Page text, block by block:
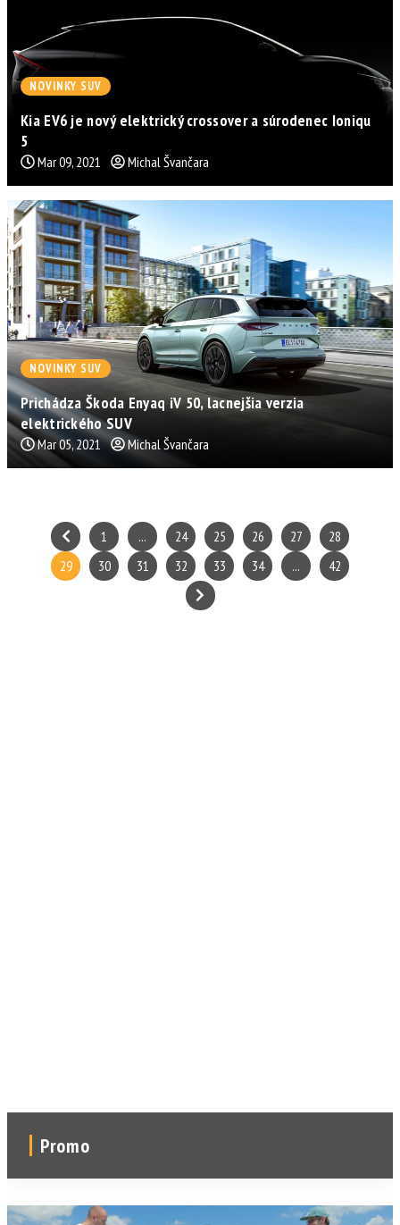
NOVINKY SUV
Kia EV6 je nový elektrický crossover a súrodenec Ioniqu
5
Mar 09, 2021 Michal Švančara
NOVINKY SUV
Prichádza Škoda Enyaq iV 50, lacnejšia verzia
elektrického SUV
Mar 05, 2021 Michal Švančara
1 ... 24 25 26 27
28
29
30 31 32 33 34 ... 42
Promo